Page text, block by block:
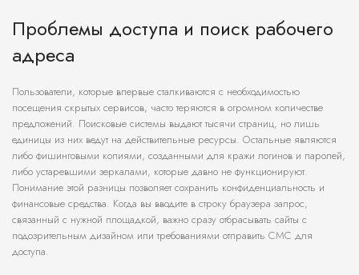
Проблемы доступа и поиск рабочего
адреса
Пользователи, которые впервые сталкиваются с необходимостью
посещения скрытых сервисов, часто теряются в огромном количестве
предложений. Поисковые системы выдают тысячи страниц, но лишь
единицы из них ведут на действительные ресурсы. Остальные являются
либо фишинговыми копиями, созданными для кражи логинов и паролей,
либо устаревшими зеркалами, которые давно не функционируют.
Понимание этой разницы позволяет сохранить конфиденциальность и
финансовые средства. Когда вы вводите в строку браузера запрос,
связанный с нужной площадкой, важно сразу отбрасывать сайты с
подозрительным дизайном или требованиями отправить СМС для
доступа.